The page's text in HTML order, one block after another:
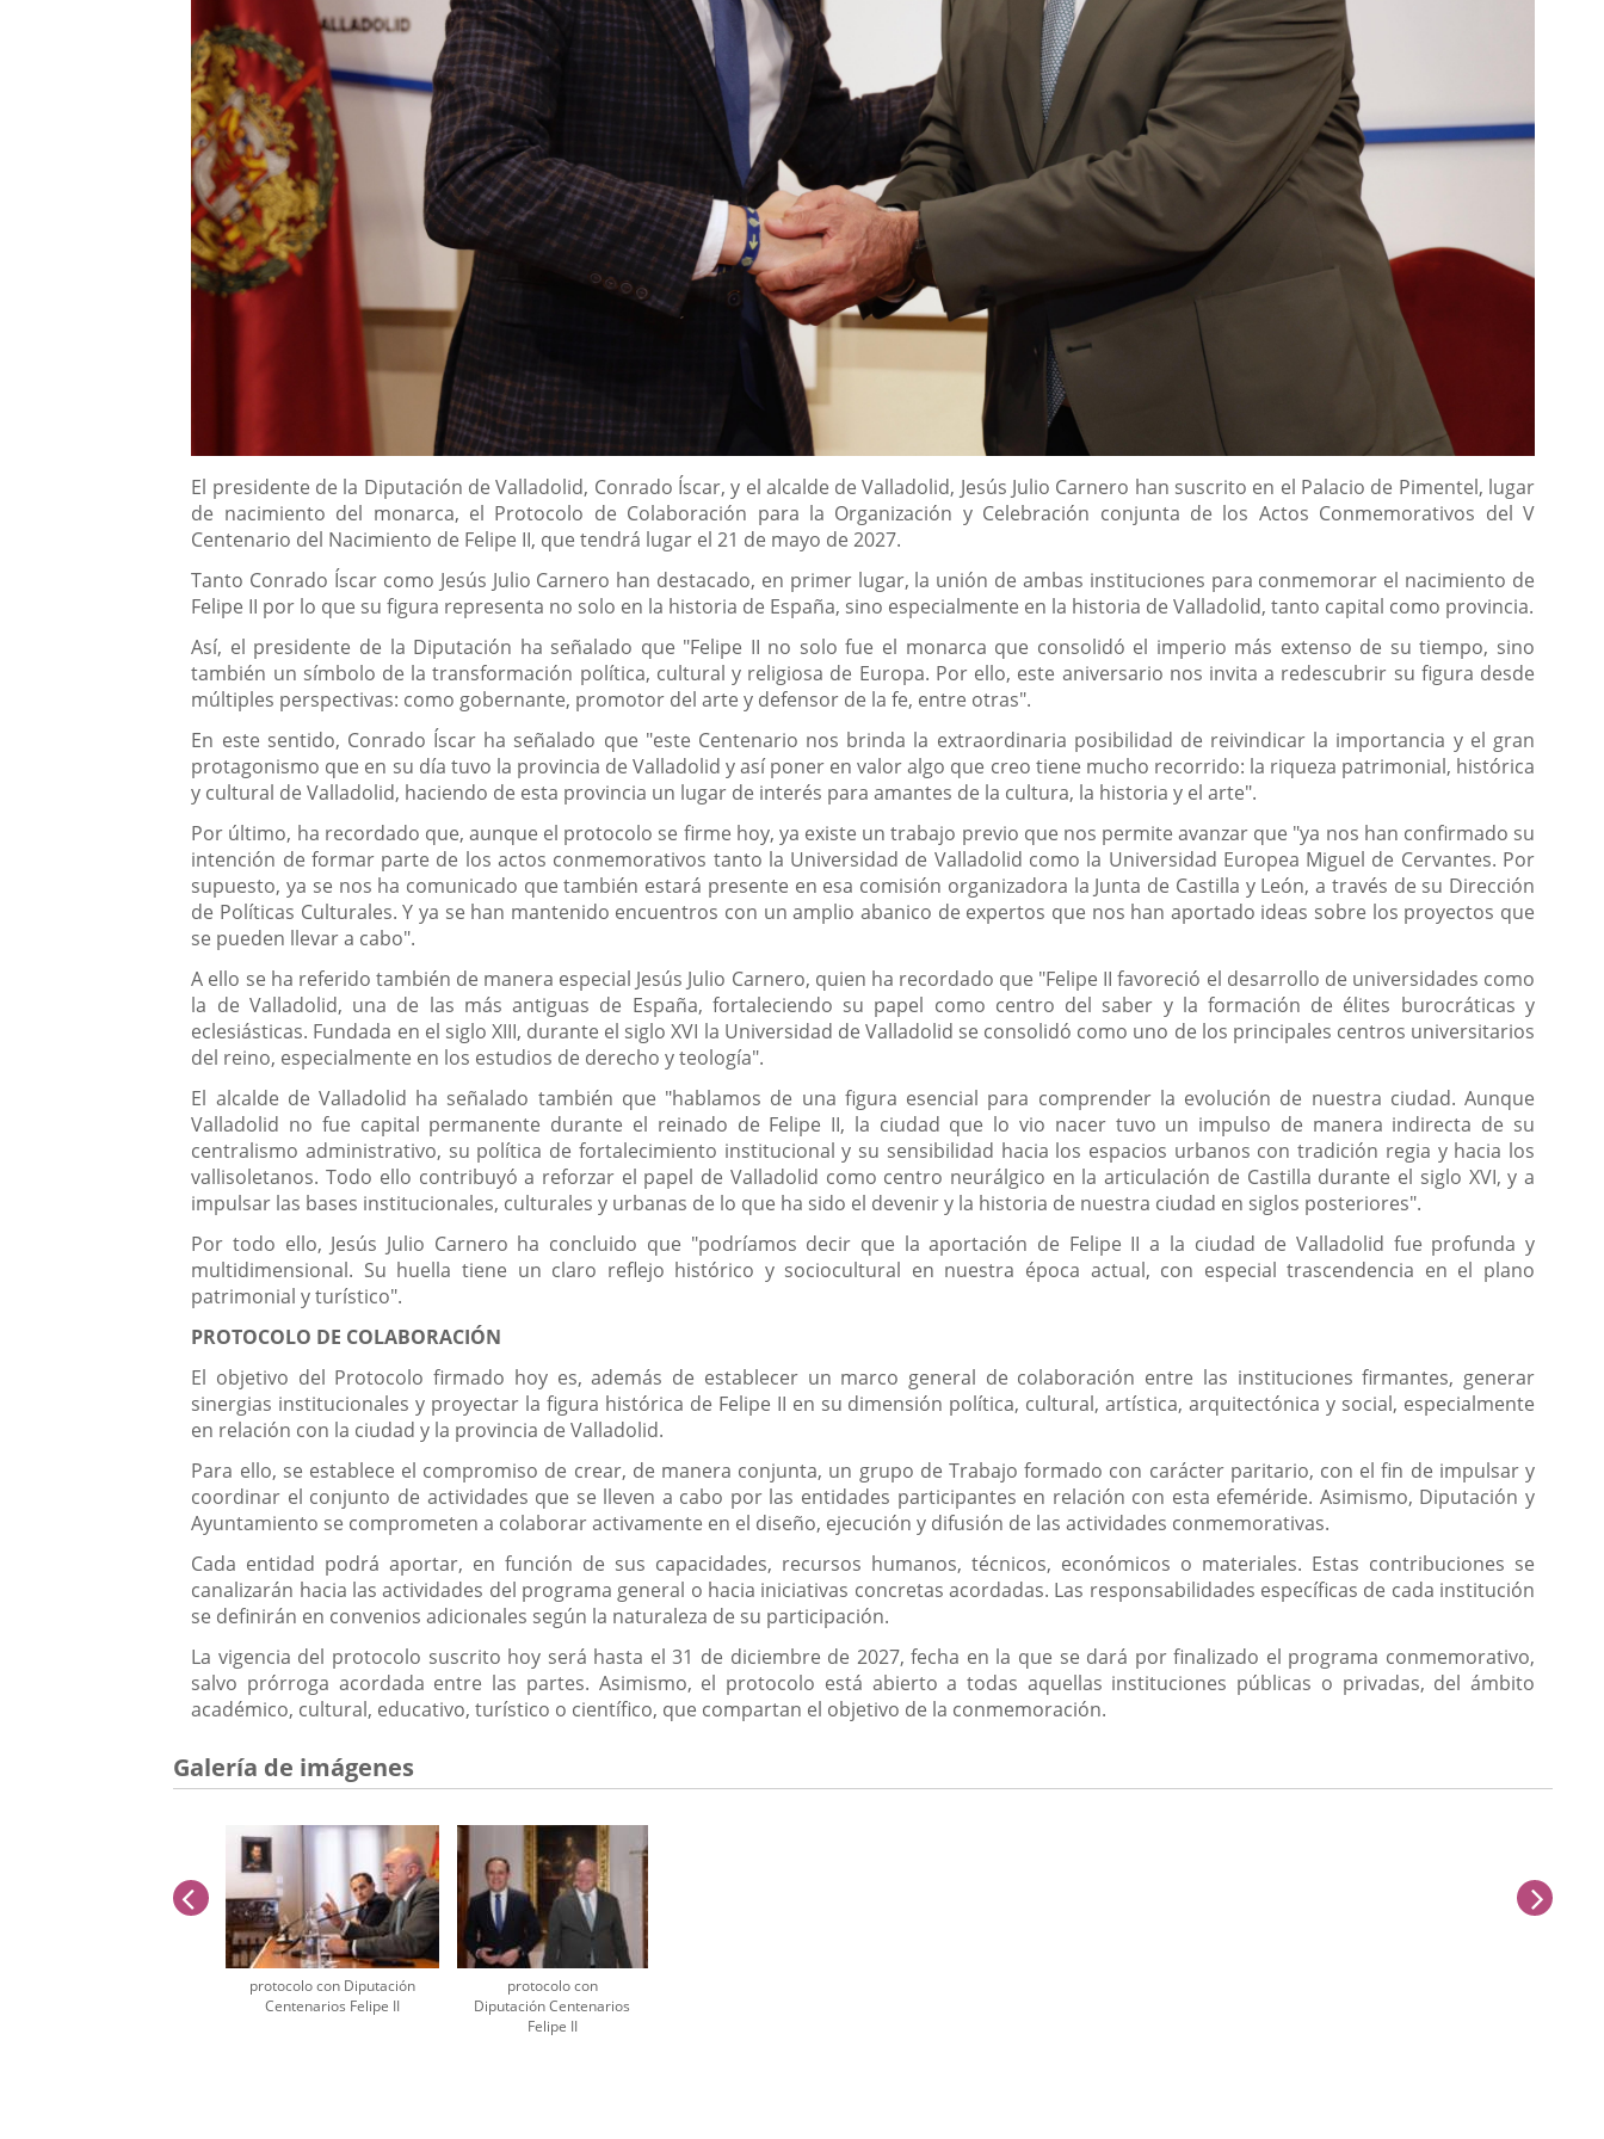
Descripción
El presidente de la Diputación de Valladolid, Conrado Íscar, y el alcalde de Valladolid, Jesús Julio Carnero han suscrito en el Palacio de Pimentel, lugar
de nacimiento del monarca, el Protocolo de Colaboración para la Organización y Celebración conjunta de los Actos Conmemorativos del V
Centenario del Nacimiento de Felipe II, que tendrá lugar el 21 de mayo de 2027.
Tanto Conrado Íscar como Jesús Julio Carnero han destacado, en primer lugar, la unión de ambas instituciones para conmemorar el nacimiento de
Felipe II por lo que su figura representa no solo en la historia de España, sino especialmente en la historia de Valladolid, tanto capital como provincia.
Así, el presidente de la Diputación ha señalado que "Felipe II no solo fue el monarca que consolidó el imperio más extenso de su tiempo, sino
también un símbolo de la transformación política, cultural y religiosa de Europa. Por ello, este aniversario nos invita a redescubrir su figura desde
múltiples perspectivas: como gobernante, promotor del arte y defensor de la fe, entre otras".
En este sentido, Conrado Íscar ha señalado que "este Centenario nos brinda la extraordinaria posibilidad de reivindicar la importancia y el gran
protagonismo que en su día tuvo la provincia de Valladolid y así poner en valor algo que creo tiene mucho recorrido: la riqueza patrimonial, histórica
y cultural de Valladolid, haciendo de esta provincia un lugar de interés para amantes de la cultura, la historia y el arte".
Por último, ha recordado que, aunque el protocolo se firme hoy, ya existe un trabajo previo que nos permite avanzar que "ya nos han confirmado su
intención de formar parte de los actos conmemorativos tanto la Universidad de Valladolid como la Universidad Europea Miguel de Cervantes. Por
supuesto, ya se nos ha comunicado que también estará presente en esa comisión organizadora la Junta de Castilla y León, a través de su Dirección
de Políticas Culturales. Y ya se han mantenido encuentros con un amplio abanico de expertos que nos han aportado ideas sobre los proyectos que
se pueden llevar a cabo".
A ello se ha referido también de manera especial Jesús Julio Carnero, quien ha recordado que "Felipe II favoreció el desarrollo de universidades como
la de Valladolid, una de las más antiguas de España, fortaleciendo su papel como centro del saber y la formación de élites burocráticas y
eclesiásticas. Fundada en el siglo XIII, durante el siglo XVI la Universidad de Valladolid se consolidó como uno de los principales centros universitarios
del reino, especialmente en los estudios de derecho y teología".
El alcalde de Valladolid ha señalado también que "hablamos de una figura esencial para comprender la evolución de nuestra ciudad. Aunque
Valladolid no fue capital permanente durante el reinado de Felipe II, la ciudad que lo vio nacer tuvo un impulso de manera indirecta de su
centralismo administrativo, su política de fortalecimiento institucional y su sensibilidad hacia los espacios urbanos con tradición regia y hacia los
vallisoletanos. Todo ello contribuyó a reforzar el papel de Valladolid como centro neurálgico en la articulación de Castilla durante el siglo XVI, y a
impulsar las bases institucionales, culturales y urbanas de lo que ha sido el devenir y la historia de nuestra ciudad en siglos posteriores".
Por todo ello, Jesús Julio Carnero ha concluido que "podríamos decir que la aportación de Felipe II a la ciudad de Valladolid fue profunda y
multidimensional. Su huella tiene un claro reflejo histórico y sociocultural en nuestra época actual, con especial trascendencia en el plano
patrimonial y turístico".
PROTOCOLO DE COLABORACIÓN
El objetivo del Protocolo firmado hoy es, además de establecer un marco general de colaboración entre las instituciones firmantes, generar
sinergias institucionales y proyectar la figura histórica de Felipe II en su dimensión política, cultural, artística, arquitectónica y social, especialmente
en relación con la ciudad y la provincia de Valladolid.
Para ello, se establece el compromiso de crear, de manera conjunta, un grupo de Trabajo formado con carácter paritario, con el fin de impulsar y
coordinar el conjunto de actividades que se lleven a cabo por las entidades participantes en relación con esta efeméride. Asimismo, Diputación y
Ayuntamiento se comprometen a colaborar activamente en el diseño, ejecución y difusión de las actividades conmemorativas.
Cada entidad podrá aportar, en función de sus capacidades, recursos humanos, técnicos, económicos o materiales. Estas contribuciones se
canalizarán hacia las actividades del programa general o hacia iniciativas concretas acordadas. Las responsabilidades específicas de cada institución
se definirán en convenios adicionales según la naturaleza de su participación.
La vigencia del protocolo suscrito hoy será hasta el 31 de diciembre de 2027, fecha en la que se dará por finalizado el programa conmemorativo,
salvo prórroga acordada entre las partes. Asimismo, el protocolo está abierto a todas aquellas instituciones públicas o privadas, del ámbito
académico, cultural, educativo, turístico o científico, que compartan el objetivo de la conmemoración.
Galería de imágenes
protocolo con Diputación
Centenarios Felipe II
protocolo con
Diputación Centenarios
Felipe II
anterior